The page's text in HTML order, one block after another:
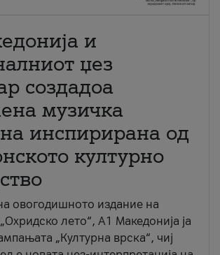
и
џез
создадоа
музичка
инспирирана од
културно
овогодишното издание на
лето“, А1 Македонија ја
„Културна врска“, чиј